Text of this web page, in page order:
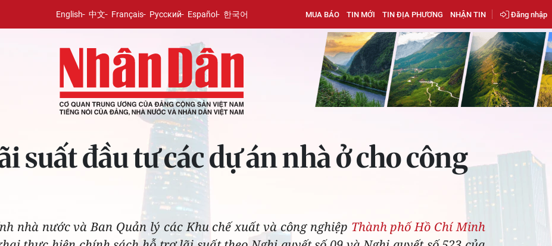
English 中文 Français Русский Español 한국어 MUA BÁO TIN MỚI TIN ĐỊA PHƯƠNG NHẬN TIN Đăng nhập
suất đầu tư các dự án nhà ở cho công
nhà nước và Ban Quản lý các Khu chế xuất và công nghiệp Thành phố Hồ Chí Minh